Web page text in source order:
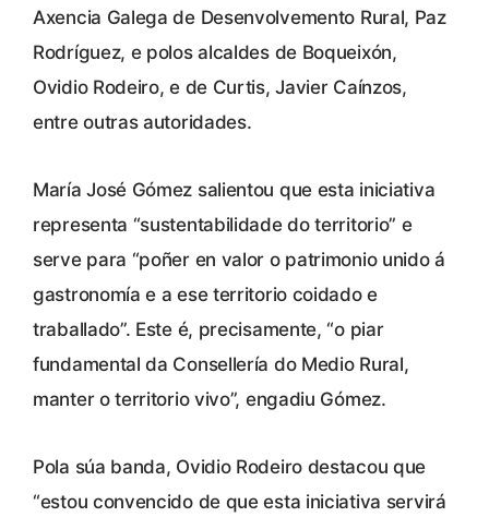
Axencia Galega de Desenvolvemento Rural, Paz
Rodríguez, e polos alcaldes de Boqueixón,
Ovidio Rodeiro, e de Curtis, Javier Caínzos,
entre outras autoridades.
María José Gómez salientou que esta iniciativa
representa “sustentabilidade do territorio” e
serve para “poñer en valor o patrimonio unido á
gastronomía e a ese territorio coidado e
traballado”. Este é, precisamente, “o piar
fundamental da Consellería do Medio Rural,
manter o territorio vivo”, engadiu Gómez.
Pola súa banda, Ovidio Rodeiro destacou que
“estou convencido de que esta iniciativa servirá